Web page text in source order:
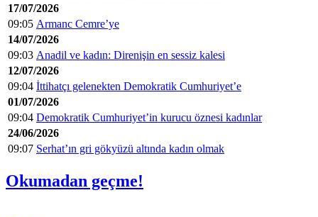
17/07/2026
09:05 Armanc Cemre’ye
14/07/2026
09:03 Anadil ve kadın: Direnişin en sessiz kalesi
12/07/2026
09:04 İttihatçı gelenekten Demokratik Cumhuriyet’e
01/07/2026
09:04 Demokratik Cumhuriyet’in kurucu öznesi kadınlar
24/06/2026
09:07 Serhat’ın gri gökyüzü altında kadın olmak
Okumadan geçme!